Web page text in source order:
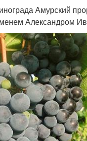
Амурский
Александром